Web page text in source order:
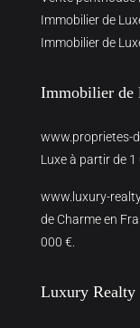
Immobilier de
Immobilier de
Immobilier de
www.proprietes-
Luxe à partir de 1
www.luxury-
de Charme en
000 €.
Luxury Realty